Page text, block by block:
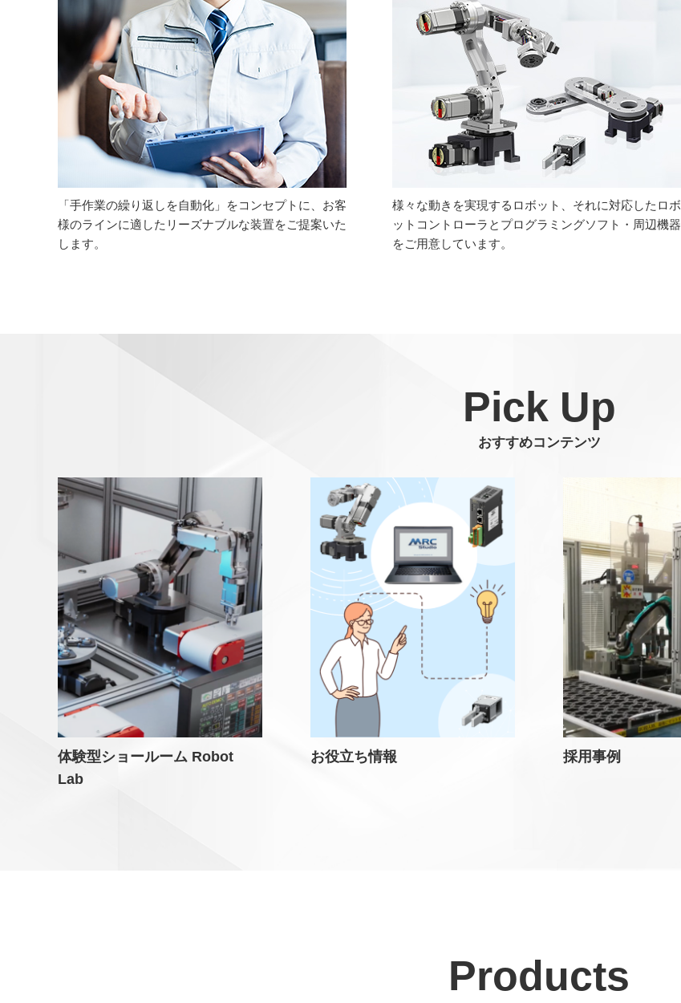
「手作業の繰り返しを自動化」をコンセプトに、お客
様のラインに適したリーズナブルな装置をご提案いた
します。
様々な動きを実現するロボット、それに対応したロボ
ットコントローラとプログラミングソフト・周辺機器
をご用意しています。
Pick Up
おすすめコンテンツ
体験型ショールーム Robot
Lab
お役立ち情報 採用事例
Products